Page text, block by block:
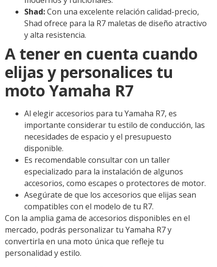
Shad:Con una excelente relación calidad-precio,
Shad ofrece para la R7 maletas de diseño atractivo
y alta resistencia.
A tener en cuenta cuando
elijas y personalices tu
moto Yamaha R7
Al elegir accesorios para tu Yamaha R7, es
importante considerar tu estilo de conducción, las
necesidades de espacio y el presupuesto
disponible.
Es recomendable consultar con un taller
especializado para la instalación de algunos
accesorios, como escapes o protectores de motor.
Asegúrate de que los accesorios que elijas sean
compatibles con el modelo de tu R7.
Con la amplia gama de accesorios disponibles en el
mercado, podrás personalizar tu Yamaha R7 y
convertirla en una moto única que refleje tu
personalidad y estilo.